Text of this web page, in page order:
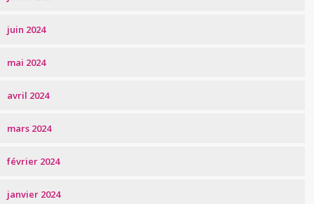
juin 2024
mai 2024
avril 2024
mars 2024
février 2024
janvier 2024